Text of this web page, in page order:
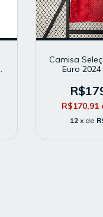
Camisa
Euro
Torcedor -
R$170,91
12 x de